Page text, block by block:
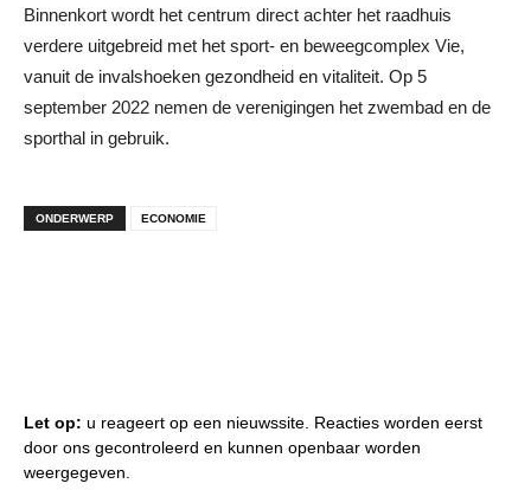
Binnenkort wordt het centrum direct achter het raadhuis
verdere uitgebreid met het sport- en beweegcomplex Vie,
vanuit de invalshoeken gezondheid en vitaliteit. Op 5
september 2022 nemen de verenigingen het zwembad en de
sporthal in gebruik.
ONDERWERP ECONOMIE
Let op: u reageert op een nieuwssite. Reacties worden eerst
door ons gecontroleerd en kunnen openbaar worden
weergegeven.